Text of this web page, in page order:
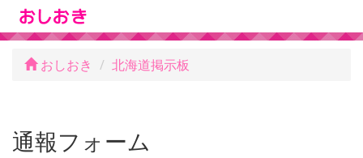
おしおき 北海道掲示板
通報フォーム